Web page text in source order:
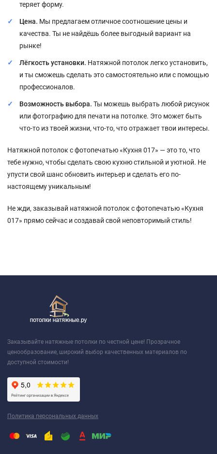
теряет форму.
Цена. Мы предлагаем отличное соотношение цены и
качества. Ты не найдёшь более выгодный вариант на
рынке!
Лёгкость установки. Натяжной потолок легко установить,
и ты сможешь сделать это самостоятельно или с помощью
профессионалов.
Возможность выбора. Ты можешь выбрать любой рисунок
или фотографию для печати на потолке. Это может быть
что-то из твоей жизни, что-то, что отражает твои интересы.
Натяжной потолок с фотопечатью «Кухня 017» — это то, что
тебе нужно, чтобы сделать свою кухню стильной и уютной. Не
упусти свой шанс обновить интерьер и сделать его по-
настоящему уникальным!
Не жди, заказывай натяжной потолок с фотопечатью «Кухня
017» прямо сейчас и создавай свой неповторимый стиль!
Заказывайте натяжные потолки по честной цене! Прозрачное
ценообразование, широкий выбор качественных материалов по
доступной стоимости!
Политика персональных данных